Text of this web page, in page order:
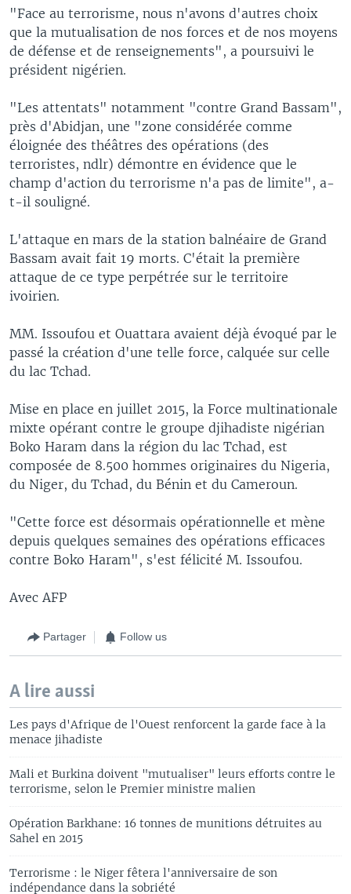
"Face au terrorisme, nous n'avons d'autres choix
que la mutualisation de nos forces et de nos moyens
de défense et de renseignements", a poursuivi le
président nigérien.
"Les attentats" notamment "contre Grand Bassam",
près d'Abidjan, une "zone considérée comme
éloignée des théâtres des opérations (des
terroristes, ndlr) démontre en évidence que le
champ d'action du terrorisme n'a pas de limite", a-
t-il souligné.
L'attaque en mars de la station balnéaire de Grand
Bassam avait fait 19 morts. C'était la première
attaque de ce type perpétrée sur le territoire
ivoirien.
MM. Issoufou et Ouattara avaient déjà évoqué par le
passé la création d'une telle force, calquée sur celle
du lac Tchad.
Mise en place en juillet 2015, la Force multinationale
mixte opérant contre le groupe djihadiste nigérian
Boko Haram dans la région du lac Tchad, est
composée de 8.500 hommes originaires du Nigeria,
du Niger, du Tchad, du Bénin et du Cameroun.
"Cette force est désormais opérationnelle et mène
depuis quelques semaines des opérations efficaces
contre Boko Haram", s'est félicité M. Issoufou.
Avec AFP
Partager Follow us
A lire aussi
Les pays d'Afrique de l'Ouest renforcent la garde face à la
menace jihadiste
Mali et Burkina doivent "mutualiser" leurs efforts contre le
terrorisme, selon le Premier ministre malien
Opération Barkhane: 16 tonnes de munitions détruites au
Sahel en 2015
Terrorisme : le Niger fêtera l'anniversaire de son
indépendance dans la sobriété